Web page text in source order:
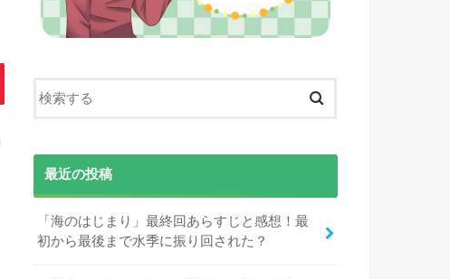
最近の投稿
「海のはじまり」最終回あらすじと感想！最
初から最後まで水季に振り回された？